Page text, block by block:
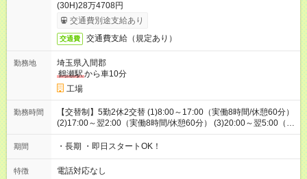
(30H)28万4708円
交通費別途支給あり
交通費 交通費支給（規定あり）
勤務地
埼玉県入間郡
鶴瀬駅から車10分
工場
勤務時間
【交替制】5勤2休2交替 (1)8:00～17:00（実働8時間/休憩60分）
(2)17:00～翌2:00（実働8時間/休憩60分） (3)20:00～翌5:00（実
働8時間/休憩60分） (1)(2)の2交替or(1)(3)の2交替（両パターン
あり）
期間 ・長期 ・即日スタートOK！
特徴 電話対応なし